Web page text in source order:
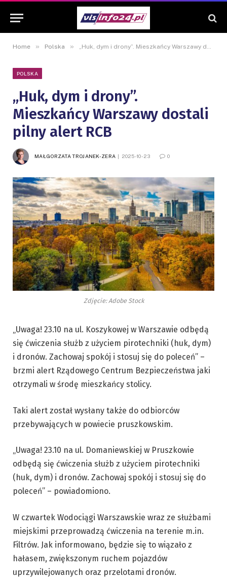
Home » Polska » „Huk, dym i drony”. Mieszkańcy Warszawy dostali pilny alert RCB
POLSKA
„Huk, dym i drony”.
Mieszkańcy Warszawy dostali
pilny alert RCB
MAŁGORZATA TROJANEK-ZERA 2025-10-23 0
Zdjęcie: Adobe Stock
„Uwaga! 23.10 na ul. Koszykowej w Warszawie odbędą
się ćwiczenia służb z użyciem pirotechniki (huk, dym)
i dronów. Zachowaj spokój i stosuj się do poleceń” –
brzmi alert Rządowego Centrum Bezpieczeństwa jaki
otrzymali w środę mieszkańcy stolicy.
Taki alert został wysłany także do odbiorców
przebywających w powiecie pruszkowskim.
„Uwaga! 23.10 na ul. Domaniewskiej w Pruszkowie
odbędą się ćwiczenia służb z użyciem pirotechniki
(huk, dym) i dronów. Zachowaj spokój i stosuj się do
poleceń” – powiadomiono.
W czwartek Wodociągi Warszawskie wraz ze służbami
miejskimi przeprowadzą ćwiczenia na terenie m.in.
Filtrów. Jak informowano, będzie się to wiązało z
hałasem, zwiększonym ruchem pojazdów
uprzywilejowanych oraz przelotami dronów.